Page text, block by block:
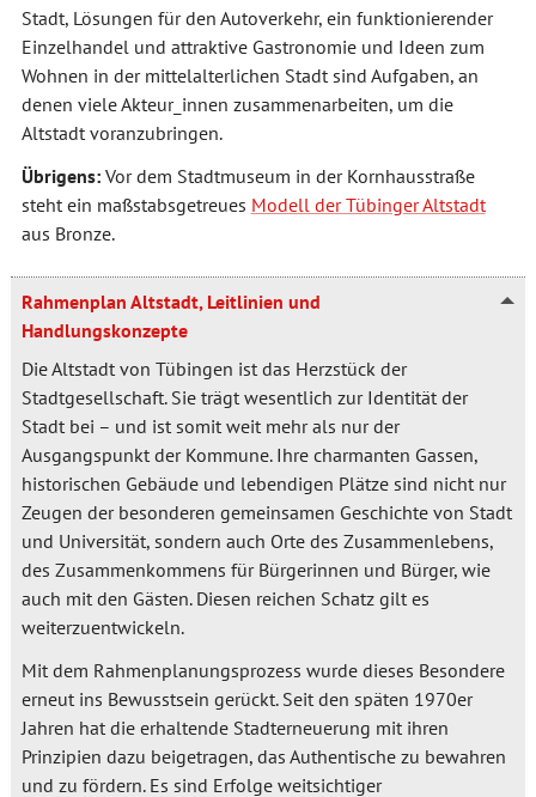
Stadt, Lösungen für den Autoverkehr, ein funktionierender
Einzelhandel und attraktive Gastronomie und Ideen zum
Wohnen in der mittelalterlichen Stadt sind Aufgaben, an
denen viele Akteur_innen zusammenarbeiten, um die
Altstadt voranzubringen.
Übrigens:Vor dem Stadtmuseum in der Kornhausstraße
steht ein maßstabsgetreues Modell der Tübinger Altstadt
aus Bronze.
Rahmenplan Altstadt, Leitlinien und
Handlungskonzepte
Die Altstadt von Tübingen ist das Herzstück der
Stadtgesellschaft. Sie trägt wesentlich zur Identität der
Stadt bei – und ist somit weit mehr als nur der
Ausgangspunkt der Kommune. Ihre charmanten Gassen,
historischen Gebäude und lebendigen Plätze sind nicht nur
Zeugen der besonderen gemeinsamen Geschichte von Stadt
und Universität, sondern auch Orte des Zusammenlebens,
des Zusammenkommens für Bürgerinnen und Bürger, wie
auch mit den Gästen. Diesen reichen Schatz gilt es
weiterzuentwickeln.
Mit dem Rahmenplanungsprozess wurde dieses Besondere
erneut ins Bewusstsein gerückt. Seit den späten 1970er
Jahren hat die erhaltende Stadterneuerung mit ihren
Prinzipien dazu beigetragen, das Authentische zu bewahren
und zu fördern. Es sind Erfolge weitsichtiger